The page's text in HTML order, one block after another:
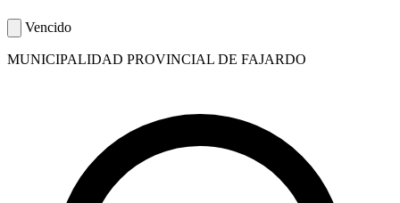
Vencido
MUNICIPALIDAD PROVINCIAL DE FAJARDO